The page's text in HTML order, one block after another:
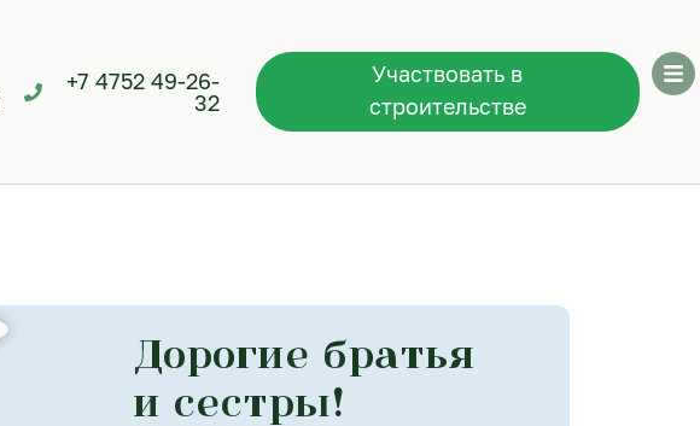
+7 4752 49-26-
32
Участвовать в
строительстве
Дорогие братья
и сестры!